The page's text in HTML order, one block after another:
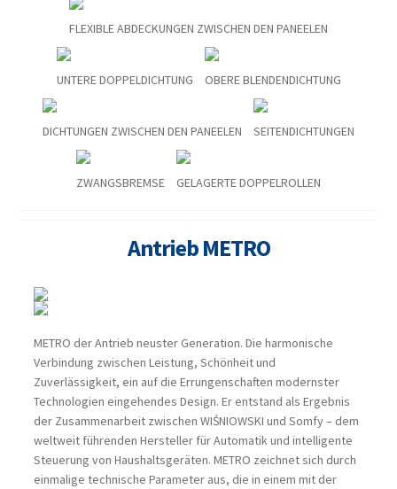
FLEXIBLE ABDECKUNGEN ZWISCHEN DEN PANEELEN
UNTERE DOPPELDICHTUNG OBERE BLENDENDICHTUNG
DICHTUNGEN ZWISCHEN DEN PANEELEN SEITENDICHTUNGEN
ZWANGSBREMSE GELAGERTE DOPPELROLLEN
Antrieb METRO
METRO der Antrieb neuster Generation. Die harmonische
Verbindung zwischen Leistung, Schönheit und
Zuverlässigkeit, ein auf die Errungenschaften modernster
Technologien eingehendes Design. Er entstand als Ergebnis
der Zusammenarbeit zwischen WIŚNIOWSKI und Somfy – dem
weltweit führenden Hersteller für Automatik und intelligente
Steuerung von Haushaltsgeräten. METRO zeichnet sich durch
einmalige technische Parameter aus, die in einem mit der